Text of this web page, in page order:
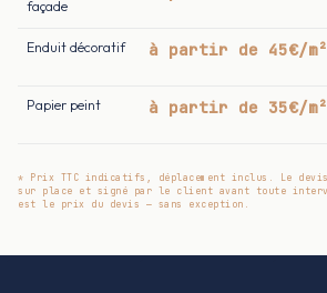
façade
Enduit décoratif à partir de 45€/m²
Papier peint à partir de 35€/m²
* Prix TTC indicatifs, déplacement inclus. Le
sur place et signé par le client avant toute
est le prix du devis — sans exception.